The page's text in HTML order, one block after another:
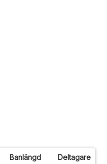
Banlängd Deltagare